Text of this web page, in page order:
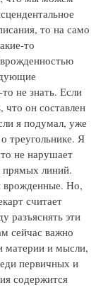
то на само
то
не знать. Если
что он составлен
я подумал, уже
треугольнике. Я
не нарушает
прямых линий.
врожденные. Но,
считает
разъяснять эти
сейчас важно
материи и мысли,
первичных и
содержится